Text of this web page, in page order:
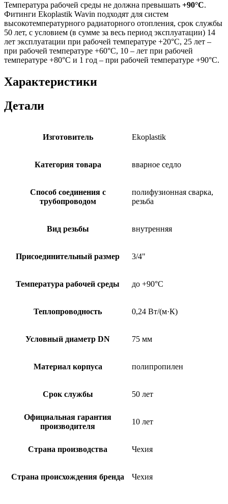
Температура рабочей среды не должна превышать +90°C.
Фитинги Ekoplastik Wavin подходят для систем
высокотемпературного радиаторного отопления, срок службы
50 лет, с условием (в сумме за весь период эксплуатации) 14
лет эксплуатации при рабочей температуре +20°С, 25 лет –
при рабочей температуре +60°С, 10 – лет при рабочей
температуре +80°С и 1 год – при рабочей температуре +90°С.
Характеристики
Детали
Изготовитель Ekoplastik
Категория товара вварное седло
Способ соединения с
трубопроводом
полифузионная сварка,
резьба
Вид резьбы внутренняя
Присоединительный размер 3/4"
Температура рабочей среды до +90°C
Теплопроводность 0,24 Вт/(м·К)
Условный диаметр DN 75 мм
Материал корпуса полипропилен
Срок службы 50 лет
Официальная гарантия
производителя
10 лет
Страна производства Чехия
Страна происхождения бренда Чехия